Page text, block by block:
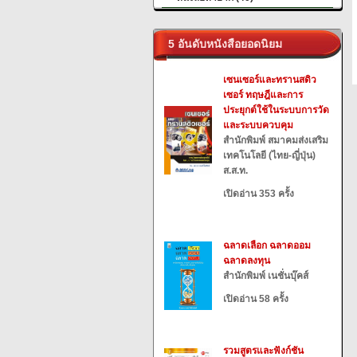
5 อันดับหนังสือยอดนิยม
เซนเซอร์และทรานสดิว
เซอร์ ทฤษฎีและการ
ประยุกต์ใช้ในระบบการวัด
และระบบควบคุม
สำนักพิมพ์ สมาคมส่งเสริม
เทคโนโลยี (ไทย-ญี่ปุ่น)
ส.ส.ท.
เปิดอ่าน 353 ครั้ง
ฉลาดเลือก ฉลาดออม
ฉลาดลงทุน
สำนักพิมพ์ เนชั่นบุ๊คส์
เปิดอ่าน 58 ครั้ง
รวมสูตรและฟังก์ชัน